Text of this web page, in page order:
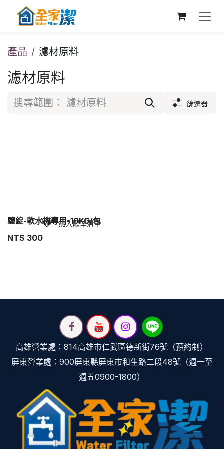
跳至內容
產品 濾材原料
濾材原料
篩選器
鹽錠-軟水機專用-10KG/包
NT$ 300
加入願望清單
高雄營業處：814高雄市仁武區德新街76號（預約制）
屏東營業處：900屏東縣屏東市和生路二段48號（週一至
週五0900-1800）